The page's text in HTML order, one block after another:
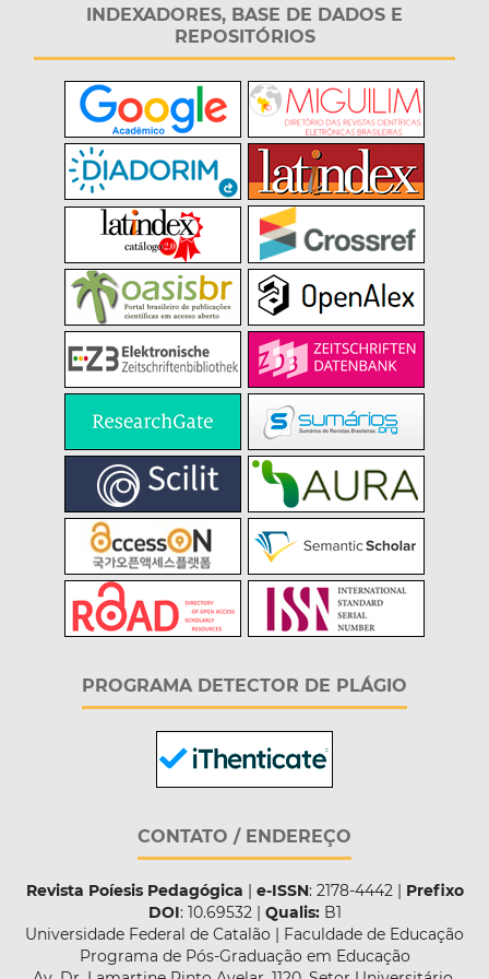
INDEXADORES, BASE DE DADOS E
REPOSITÓRIOS
PROGRAMA DETECTOR DE PLÁGIO
CONTATO / ENDEREÇO
Revista Poíesis Pedagógica | e-ISSN: 2178-4442 | Prefixo
DOI: 10.69532 | Qualis:B1
Universidade Federal de Catalão | Faculdade de Educação
Programa de Pós-Graduação em Educação